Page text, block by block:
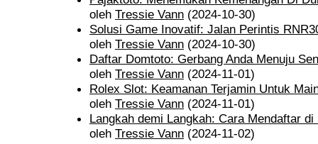
oleh Tressie Vann (2024-10-30)
Solusi Game Inovatif: Jalan Perintis
oleh Tressie Vann (2024-10-30)
Daftar Domtoto: Gerbang Anda Menuju
oleh Tressie Vann (2024-11-01)
Rolex Slot: Keamanan Terjamin Untuk
oleh Tressie Vann (2024-11-01)
Langkah demi Langkah: Cara Mendaftar
oleh Tressie Vann (2024-11-02)